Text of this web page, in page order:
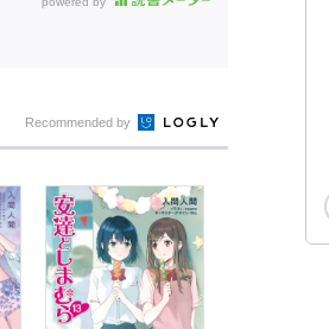
Recommended by